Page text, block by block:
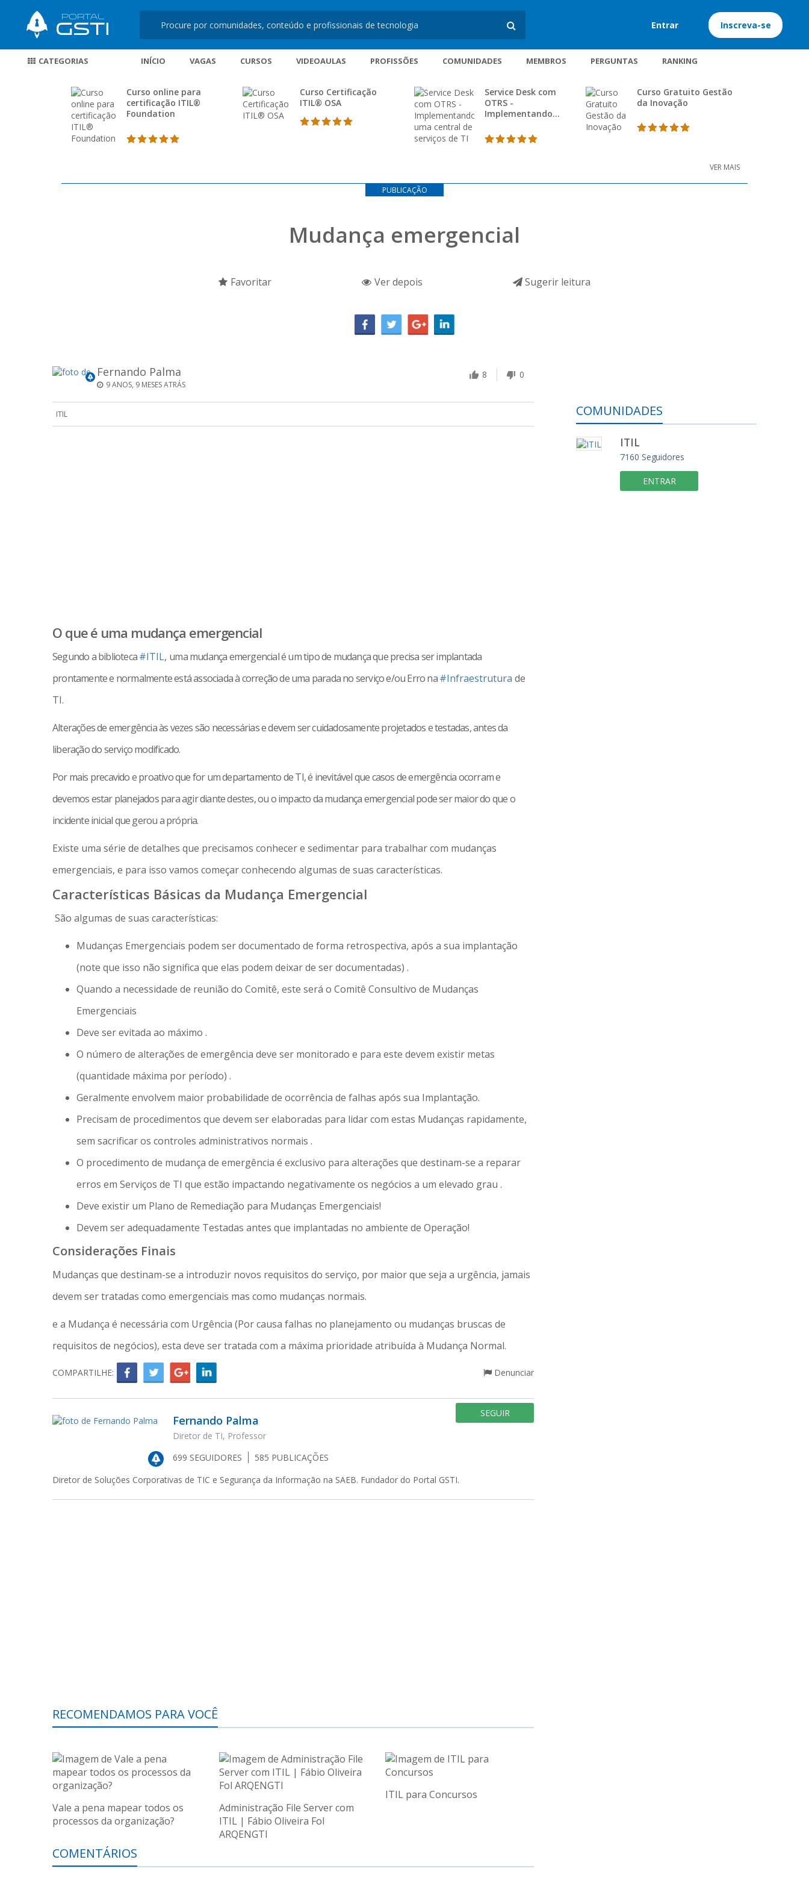
Entrar Inscreva-se
CATEGORIAS INÍCIO VAGAS CURSOS VIDEOAULAS PROFISSÕES COMUNIDADES MEMBROS PERGUNTAS RANKING
Curso online para
certificação ITIL®
Foundation
Curso Certificação
ITIL® OSA
Service Desk com
OTRS -
Implementando
serviços de TI
Curso Gratuito Gestão
da Inovação
VER MAIS
PUBLICAÇÃO
Mudança emergencial
Favoritar Ver depois Sugerir leitura
Fernando Palma
9 ANOS, 9 MESES ATRÁS
8 0
ITIL
O que é uma mudança emergencial
Segundo a biblioteca#ITIL, uma mudança emergencial é um tipo de mudança que precisa ser implantada
prontamente e normalmente está associada à correção de uma parada no serviço e/ou Erro na#Infraestrutura de
TI.
Alterações de emergência às vezes são necessárias e devem ser cuidadosamente projetados e testadas, antes da
liberação do serviço modificado.
Por mais precavido e proativo que for um departamento de TI, é inevitável que casos de emergência ocorram e
devemos estar planejados para agir diante destes, ou o impacto da mudança emergencial pode ser maior do que o
incidente inicial que gerou a própria.
Existe uma série de detalhes que precisamos conhecer e sedimentar para trabalhar com mudanças
emergenciais, e para isso vamos começar conhecendo algumas de suas características.
Características Básicas da Mudança Emergencial
São algumas de suas características:
Mudanças Emergenciais podem ser documentado de forma retrospectiva, após a sua implantação
(note que isso não significa que elas podem deixar de ser documentadas) .
Quando a necessidade de reunião do Comitê, este será o Comitê Consultivo de Mudanças
Emergenciais
Deve ser evitada ao máximo .
O número de alterações de emergência deve ser monitorado e para este devem existir metas
(quantidade máxima por período) .
Geralmente envolvem maior probabilidade de ocorrência de falhas após sua Implantação.
Precisam de procedimentos que devem ser elaboradas para lidar com estas Mudanças rapidamente,
sem sacrificar os controles administrativos normais .
O procedimento de mudança de emergência é exclusivo para alterações que destinam-se a reparar
erros em Serviços de TI que estão impactando negativamente os negócios a um elevado grau .
Deve existir um Plano de Remediação para Mudanças Emergenciais!
Devem ser adequadamente Testadas antes que implantadas no ambiente de Operação!
Considerações Finais
Mudanças que destinam-se a introduzir novos requisitos do serviço, por maior que seja a urgência, jamais
devem ser tratadas como emergenciais mas como mudanças normais.
e a Mudança é necessária com Urgência (Por causa falhas no planejamento ou mudanças bruscas de
requisitos de negócios), esta deve ser tratada com a máxima prioridade atribuída à Mudança Normal.
COMPARTILHE: Denunciar
Fernando Palma
Diretor de TI, Professor
699 SEGUIDORES 585 PUBLICAÇÕES
SEGUIR
Diretor de Soluções Corporativas de TIC e Segurança da Informação na SAEB. Fundador do Portal GSTI.
RECOMENDAMOS PARA VOCÊ
Vale a pena mapear todos os
processos da organização?
Administração File Server com
ITIL | Fábio Oliveira Fol
ARQENGTI
ITIL para Concursos
COMENTÁRIOS
COMUNIDADES
ITIL
7160 Seguidores
ENTRAR